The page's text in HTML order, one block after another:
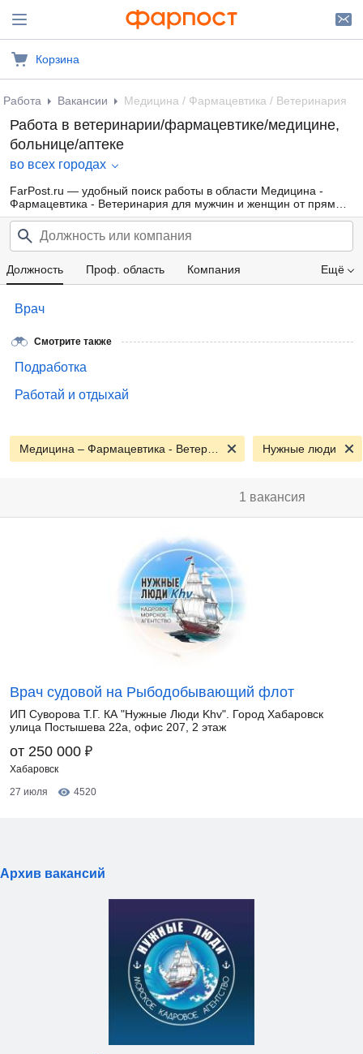
Корзина
Работа Вакансии Медицина / Фармацевтика / Ветеринария
Работа в ветеринарии/фармацевтике/медицине,
больнице/аптеке
во всех городах
FarPost.ru — удобный поиск работы в области Медицина -
Фармацевтика - Ветеринария для мужчин и женщин от прямых
работодателей, а также от кадровых агентств. Свежие вакансии
каждый день.
Ещё
Должность Проф. область Компания
Врач
Смотрите также
Подработка
Работай и отдыхай
Нужные люди
1 вакансия
Врач судовой на Рыбодобывающий флот
ИП Суворова Т.Г. КА "Нужные Люди Khv". Город Хабаровск
улица Постышева 22а, офис 207, 2 этаж
от 250 000 ₽
Хабаровск
27 июля
4520
Архив вакансий